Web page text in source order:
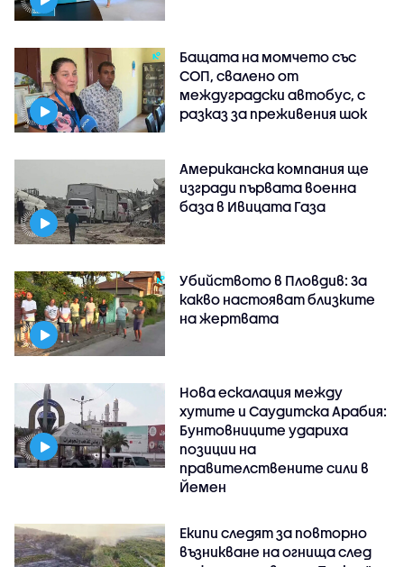
Бащата на момчето със
СОП, свалено от
междуградски автобус, с
разказ за преживения шок
Американска компания ще
изгради първата военна
база в Ивицата Газа
Убийството в Пловдив: За
какво настояват близките
на жертвата
Нова ескалация между
хутите и Саудитска Арабия:
Бунтовниците удариха
позиции на
правителствените сили в
Йемен
Екипи следят за повторно
възникване на огнища след